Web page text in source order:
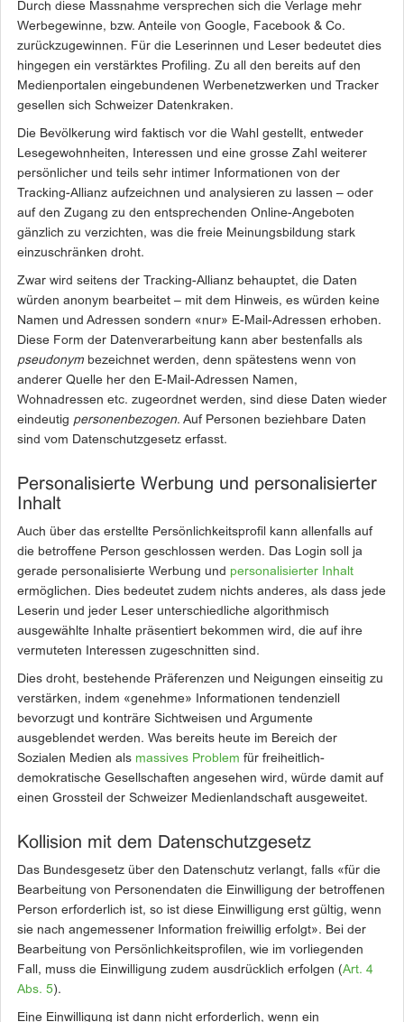
Durch diese Massnahme versprechen sich die Verlage mehr
Werbegewinne, bzw. Anteile von Google, Facebook & Co.
zurückzugewinnen. Für die Leserinnen und Leser bedeutet dies
hingegen ein verstärktes Profiling. Zu all den bereits auf den
Medienportalen eingebundenen Werbenetzwerken und Tracker
gesellen sich Schweizer Datenkraken.
Die Bevölkerung wird faktisch vor die Wahl gestellt, entweder
Lesegewohnheiten, Interessen und eine grosse Zahl weiterer
persönlicher und teils sehr intimer Informationen von der
Tracking-Allianz aufzeichnen und analysieren zu lassen – oder
auf den Zugang zu den entsprechenden Online-Angeboten
gänzlich zu verzichten, was die freie Meinungsbildung stark
einzuschränken droht.
Zwar wird seitens der Tracking-Allianz behauptet, die Daten
würden anonym bearbeitet – mit dem Hinweis, es würden keine
Namen und Adressen sondern «nur» E-Mail-Adressen erhoben.
Diese Form der Datenverarbeitung kann aber bestenfalls als
pseudonym bezeichnet werden, denn spätestens wenn von
anderer Quelle her den E-Mail-Adressen Namen,
Wohnadressen etc. zugeordnet werden, sind diese Daten wieder
eindeutig personenbezogen. Auf Personen beziehbare Daten
sind vom Datenschutzgesetz erfasst.
Personalisierte Werbung und personalisierter
Inhalt
Auch über das erstellte Persönlichkeitsprofil kann allenfalls auf
die betroffene Person geschlossen werden. Das Login soll ja
gerade personalisierte Werbung und personalisierter Inhalt
ermöglichen. Dies bedeutet zudem nichts anderes, als dass jede
Leserin und jeder Leser unterschiedliche algorithmisch
ausgewählte Inhalte präsentiert bekommen wird, die auf ihre
vermuteten Interessen zugeschnitten sind.
Dies droht, bestehende Präferenzen und Neigungen einseitig zu
verstärken, indem «genehme» Informationen tendenziell
bevorzugt und konträre Sichtweisen und Argumente
ausgeblendet werden. Was bereits heute im Bereich der
Sozialen Medien als massives Problem für freiheitlich-
demokratische Gesellschaften angesehen wird, würde damit auf
einen Grossteil der Schweizer Medienlandschaft ausgeweitet.
Kollision mit dem Datenschutzgesetz
Das Bundesgesetz über den Datenschutz verlangt, falls «für die
Bearbeitung von Personendaten die Einwilligung der betroffenen
Person erforderlich ist, so ist diese Einwilligung erst gültig, wenn
sie nach angemessener Information freiwillig erfolgt». Bei der
Bearbeitung von Persönlichkeitsprofilen, wie im vorliegenden
Fall, muss die Einwilligung zudem ausdrücklich erfolgen (Art. 4
Abs. 5).
Eine Einwilligung ist dann nicht erforderlich, wenn ein